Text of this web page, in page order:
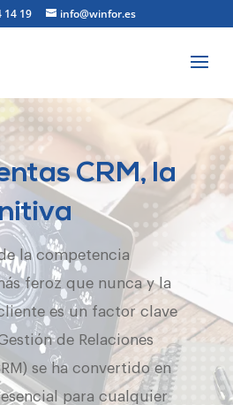
14 19 info@winfor.es
CRM, la
la competencia
feroz que nunca y la
es un factor clave
de Relaciones
se ha convertido en
para cualquier